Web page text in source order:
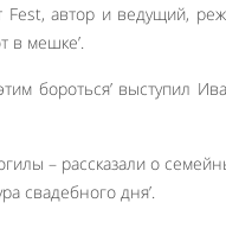
Fest, автор и ведущий,
в мешке’.
бороться’ выступил
– рассказали о
свадебного дня’.